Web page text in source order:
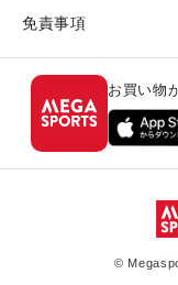
免責事項
お買い物
©